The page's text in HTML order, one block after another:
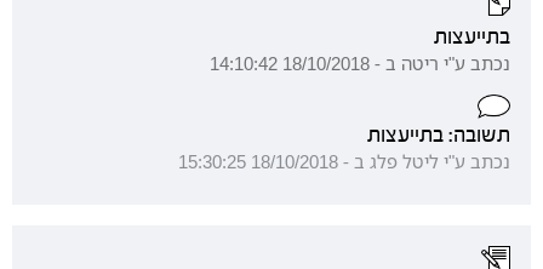
בתייעצות
נכתב ע"י ריטה ב - 18/10/2018 14:10:42
תשובה: בתייעצות
נכתב ע"י ליטל פלג ב - 18/10/2018 15:30:25